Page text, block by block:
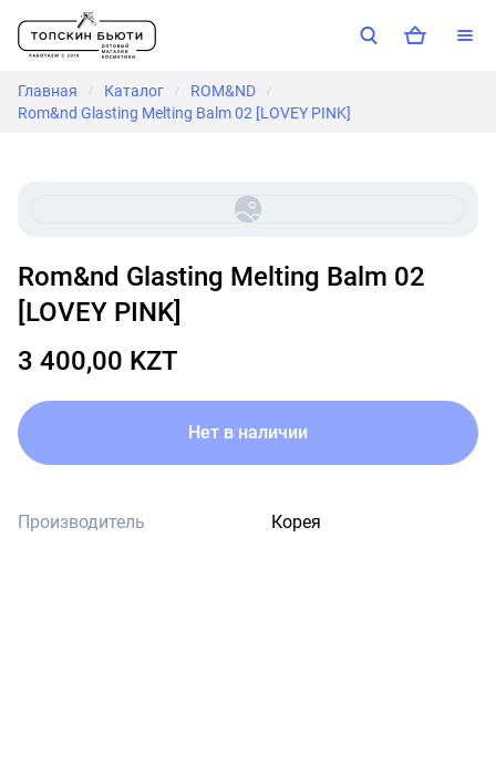
Главная / Каталог / ROM&ND /
Rom&nd Glasting Melting Balm 02 [LOVEY PINK]
Rom&nd Glasting Melting Balm 02
[LOVEY PINK]
3 400,00 KZT
Нет в наличии
Производитель Корея